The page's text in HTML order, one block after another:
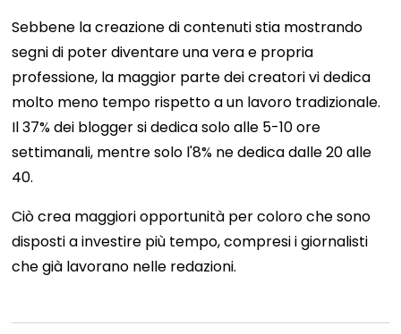
Sebbene la creazione di contenuti stia mostrando
segni di poter diventare una vera e propria
professione, la maggior parte dei creatori vi dedica
molto meno tempo rispetto a un lavoro tradizionale.
Il 37% dei blogger si dedica solo alle 5-10 ore
settimanali, mentre solo l'8% ne dedica dalle 20 alle
40.
Ciò crea maggiori opportunità per coloro che sono
disposti a investire più tempo, compresi i giornalisti
che già lavorano nelle redazioni.